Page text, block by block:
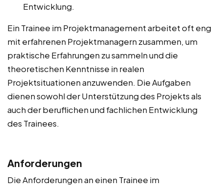
Entwicklung.
Ein Trainee im Projektmanagement arbeitet oft eng
mit erfahrenen Projektmanagern zusammen, um
praktische Erfahrungen zu sammeln und die
theoretischen Kenntnisse in realen
Projektsituationen anzuwenden. Die Aufgaben
dienen sowohl der Unterstützung des Projekts als
auch der beruflichen und fachlichen Entwicklung
des Trainees.
Anforderungen
Die Anforderungen an einen Trainee im